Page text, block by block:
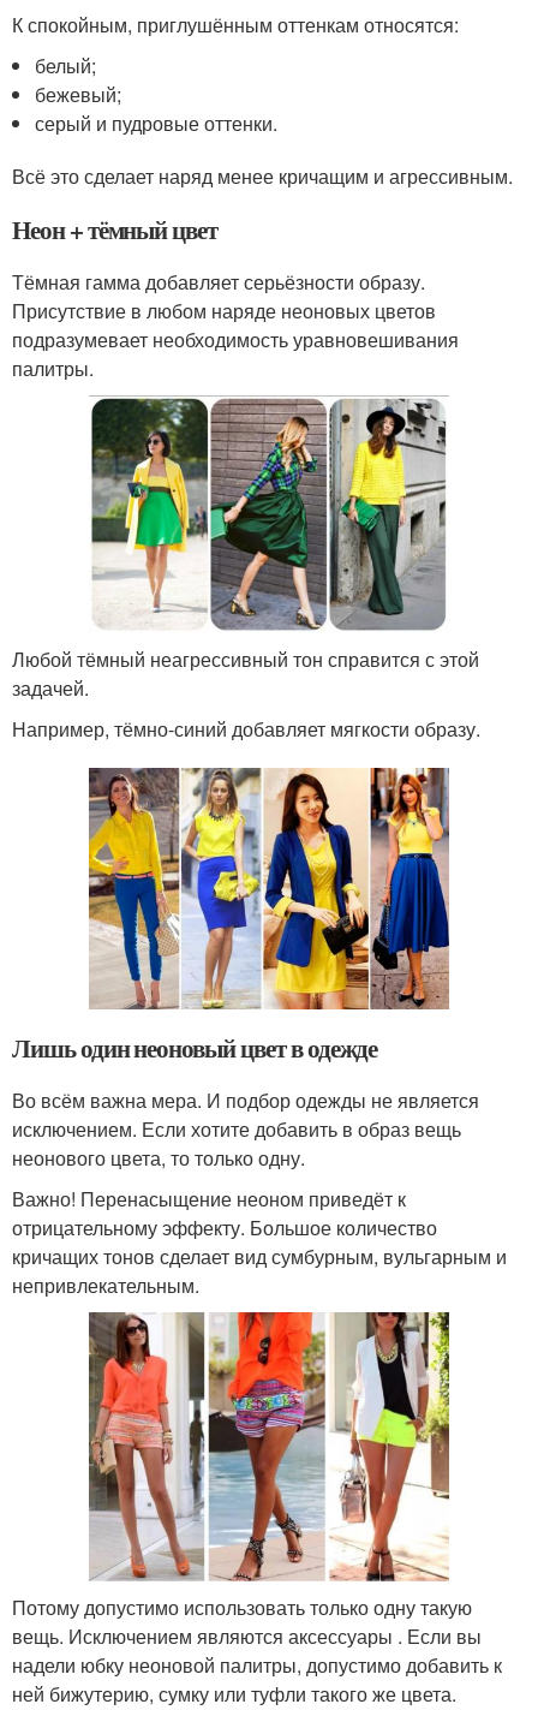
К спокойным, приглушённым оттенкам относятся:
белый;
бежевый;
серый и пудровые оттенки.
Всё это сделает наряд менее кричащим и агрессивным.
Неон + тёмный цвет
Тёмная гамма добавляет серьёзности образу.
Присутствие в любом наряде неоновых цветов
подразумевает необходимость уравновешивания
палитры.
Любой тёмный неагрессивный тон справится с этой
задачей.
Например, тёмно-синий добавляет мягкости образу.
Лишь один неоновый цвет в одежде
Во всём важна мера. И подбор одежды не является
исключением. Если хотите добавить в образ вещь
неонового цвета, то только одну.
Важно! Перенасыщение неоном приведёт к
отрицательному эффекту. Большое количество
кричащих тонов сделает вид сумбурным, вульгарным и
непривлекательным.
Потому допустимо использовать только одну такую
вещь. Исключением являются аксессуары . Если вы
надели юбку неоновой палитры, допустимо добавить к
ней бижутерию, сумку или туфли такого же цвета.